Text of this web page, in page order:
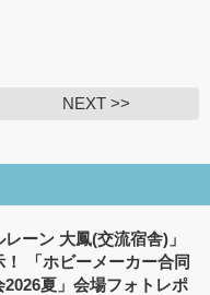
NEXT >>
レーン 大鳳(交流宿舎)」
！ 「ホビーメーカー合同
2026夏」会場フォトレポ